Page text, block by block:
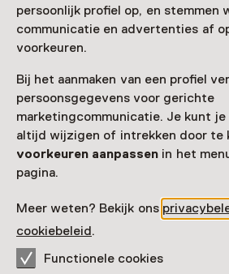
persoonlijk profiel op, en stemmen
communicatie en advertenties af
voorkeuren.
Bij het aanmaken van een profiel
persoonsgegevens voor gerichte
marketingcommunicatie. Je kunt
altijd wijzigen of intrekken door te
voorkeuren aanpassen in het
pagina.
Meer weten? Bekijk ons
cookiebeleid.
Functionele cookies